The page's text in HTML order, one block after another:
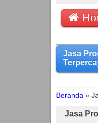
Jasa
Beranda »
Jasa